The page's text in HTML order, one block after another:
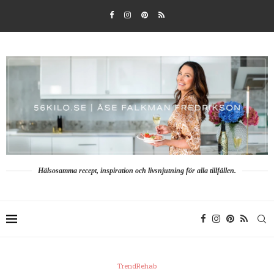
Hälsosamma recept, inspiration och livsnjutning för alla tillfällen.
TrendRehab